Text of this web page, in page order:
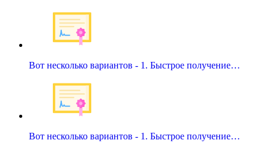
Вот несколько вариантов - 1. Быстрое получение…
Вот несколько вариантов - 1. Быстрое получение…